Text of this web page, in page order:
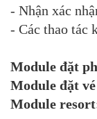
- Nhận xác
- Các thao tác
Module đặt
Module đặt
Module